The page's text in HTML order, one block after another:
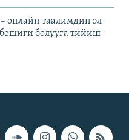
онлайн таалимдин эл
болууга тийиш